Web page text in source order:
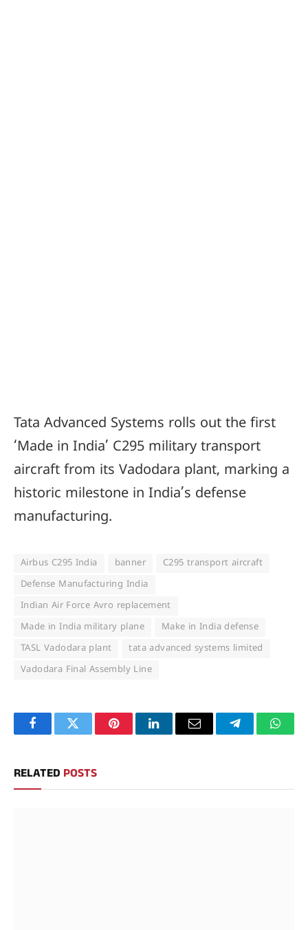
Tata Advanced Systems rolls out the first
‘Made in India’ C295 military transport
aircraft from its Vadodara plant, marking a
historic milestone in India’s defense
manufacturing.
Airbus C295 India banner
C295 transport aircraft
Defense Manufacturing India
Indian Air Force Avro replacement
Made in India military plane
Make in India defense
TASL Vadodara plant
tata advanced systems limited
Vadodara Final Assembly Line
FacebookTwitter PinterestLinkedInEmail Telegram
RELATED POSTS